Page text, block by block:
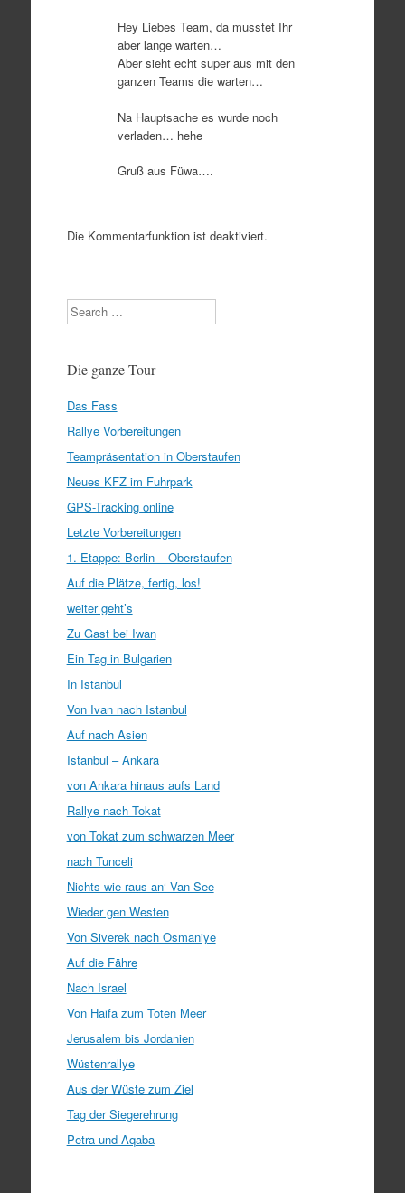
Hey Liebes Team, da musstet Ihr
aber lange warten…
Aber sieht echt super aus mit den
ganzen Teams die warten…
Na Hauptsache es wurde noch
verladen… hehe
Gruß aus Füwa….
Die Kommentarfunktion ist deaktiviert.
Search
Die ganze Tour
Das Fass
Rallye Vorbereitungen
Teampräsentation in Oberstaufen
Neues KFZ im Fuhrpark
GPS-Tracking online
Letzte Vorbereitungen
1. Etappe: Berlin – Oberstaufen
Auf die Plätze, fertig, los!
weiter geht’s
Zu Gast bei Iwan
Ein Tag in Bulgarien
In Istanbul
Von Ivan nach Istanbul
Auf nach Asien
Istanbul – Ankara
von Ankara hinaus aufs Land
Rallye nach Tokat
von Tokat zum schwarzen Meer
nach Tunceli
Nichts wie raus an‘ Van-See
Wieder gen Westen
Von Siverek nach Osmaniye
Auf die Fähre
Nach Israel
Von Haifa zum Toten Meer
Jerusalem bis Jordanien
Wüstenrallye
Aus der Wüste zum Ziel
Tag der Siegerehrung
Petra und Aqaba